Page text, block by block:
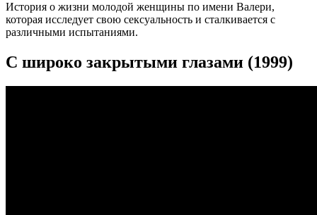
История о жизни молодой женщины по имени Валери,
которая исследует свою сексуальность и сталкивается с
различными испытаниями.
С широко закрытыми глазами (1999)